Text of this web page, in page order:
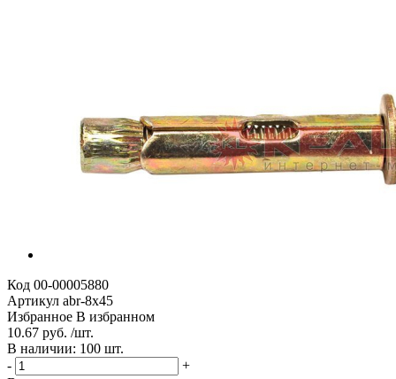
Код 00-00005880
Артикул abr-8х45
Избранное В избранном
10.67 руб. /шт.
В наличии: 100 шт.
-
+